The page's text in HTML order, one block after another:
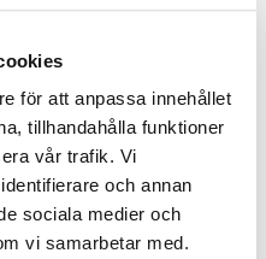
för att anpassa innehållet
tillhandahålla funktioner
vår trafik. Vi
och annan
sociala medier och
vi samarbetar med.
I gen 2